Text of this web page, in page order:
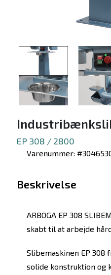
EP 308 / 2800
Varenummer:
Beskrivelse
ARBOGA EP 308
skabt til at arbejde
Slibemaskinen EP 308
solide konstruktion og